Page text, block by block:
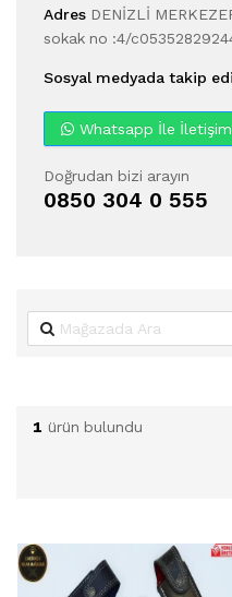
Adres DENİZLİ
sokak no :4/
Sosyal medyada takip
Whatsapp İle
Doğrudan bizi arayın
0850 304 0 555
1 ürün bulundu